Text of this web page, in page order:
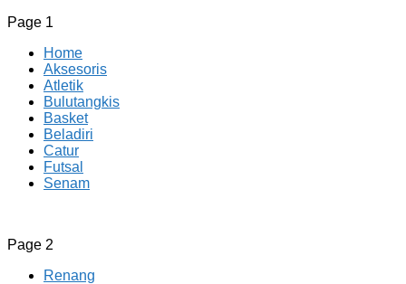
Page 1
Home
Aksesoris
Atletik
Bulutangkis
Basket
Beladiri
Catur
Futsal
Senam
CV JAYA BERSAMA Co Id
Menyediakan Semua Perlengkapan Olahraga Yang
Page 2
Renang